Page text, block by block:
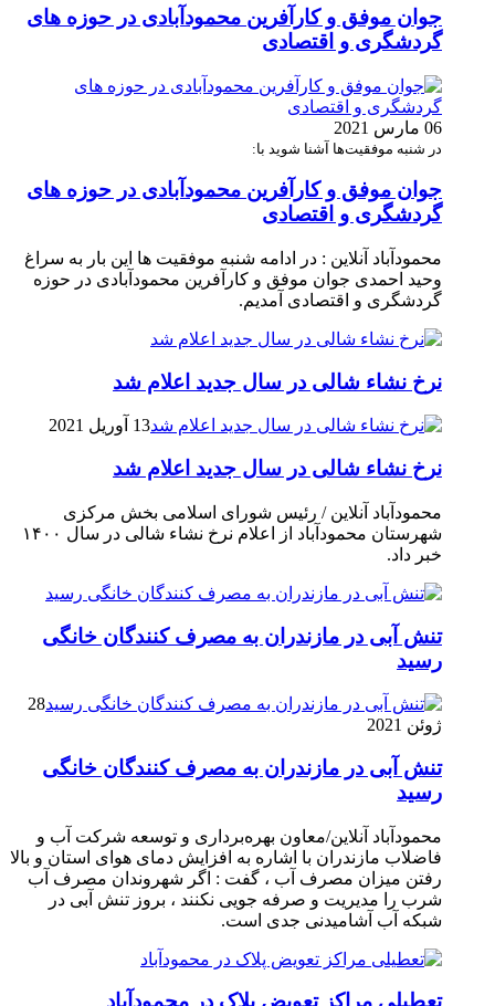
جوان موفق و کارآفرین محمودآبادی در حوزه های
گردشگری و اقتصادی
06 مارس 2021
در شنبه موفقیت‌ها آشنا شوید با:
جوان موفق و کارآفرین محمودآبادی در حوزه های
گردشگری و اقتصادی
محمودآباد آنلاین : در ادامه شنبه موفقیت ها این بار به سراغ
وحید احمدی جوان موفق و کارآفرین محمودآبادی در حوزه
گردشگری و اقتصادی آمدیم.
نرخ نشاء شالی در سال جدید اعلام شد
13 آوریل 2021
نرخ نشاء شالی در سال جدید اعلام شد
محمودآباد آنلاین / رئیس شورای اسلامی بخش مرکزی
شهرستان محمودآباد از اعلام نرخ نشاء شالی در سال ۱۴۰۰
خبر داد.
تنش آبی در مازندران به مصرف كنندگان خانگی
رسيد
28
ژوئن 2021
تنش آبی در مازندران به مصرف كنندگان خانگی
رسيد
محمودآباد آنلاین/معاون بهره‌برداری و توسعه شرکت آب و
فاضلاب مازندران با اشاره به افزایش دمای هوای استان و بالا
رفتن میزان مصرف آب ، گفت : اگر شهروندان مصرف آب
شرب را مدیریت و صرفه جویی نکنند ، بروز تنش آبی در
شبکه آب آشامیدنی جدی است.